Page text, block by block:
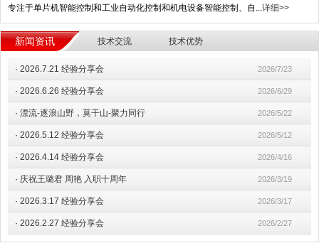
专注于单片机智能控制和工业自动化控制和机电设备智能控制、自...详细>>
新闻资讯 技术交流 技术优势
· 2026.7.21 经验分享会 2026/7/23
· 2026.6.26 经验分享会 2026/6/29
· 漂流-逐浪山野，莫干山-聚力同行 2026/5/22
· 2026.5.12 经验分享会 2026/5/12
· 2026.4.14 经验分享会 2026/4/16
· 庆祝王璐君 周艳 入职十周年 2026/3/19
· 2026.3.17 经验分享会 2026/3/17
· 2026.2.27 经验分享会 2026/2/27